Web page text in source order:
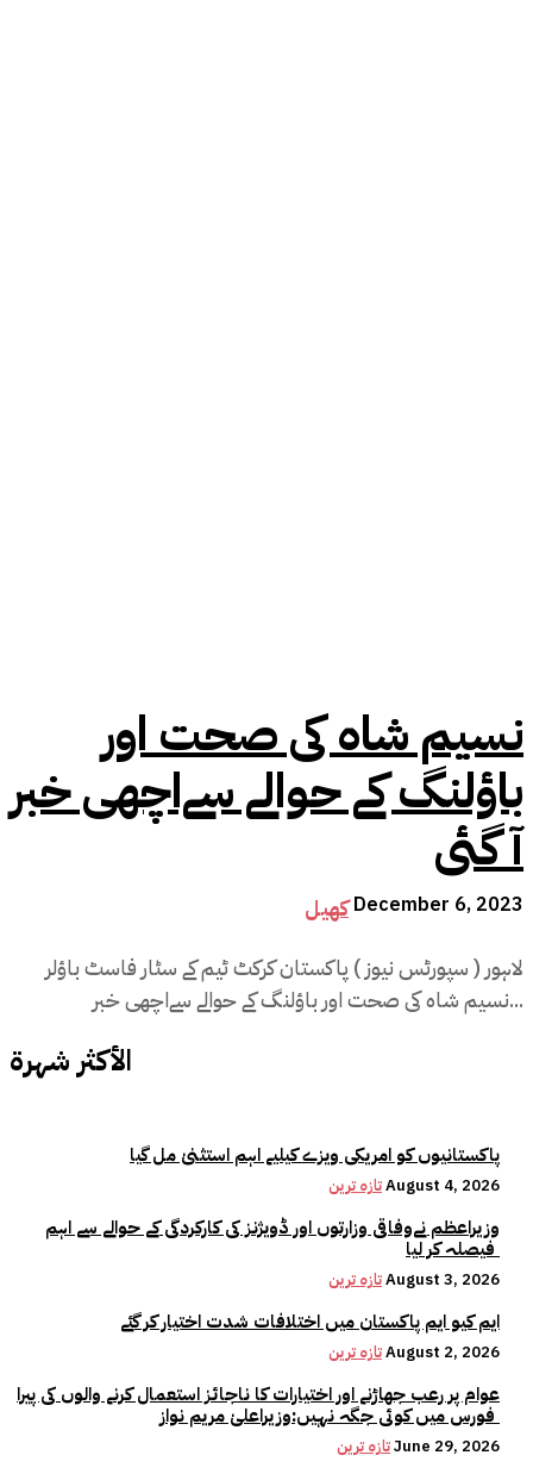
نسیم شاہ کی صحت اور
باؤلنگ کے حوالے سےاچھی خبر
آ گئی
کھیل December 6, 2023
لاہور ( سپورٹس نیوز ) پاکستان کرکٹ ٹیم کے سٹار فاسٹ باؤلر
نسیم شاہ کی صحت اور باؤلنگ کے حوالے سےاچھی خبر...
الأكثر شهرة
پاکستانیوں کو امریکی ویزے کیلیے اہم استثنیٰ مل گیا
تازہ ترینAugust 4, 2026
وزیراعظم نےوفاقی وزارتوں اور ڈویژنز کی کارکردگی کے حوالے سے اہم
تازہ ترینAugust 3, 2026
ایم کیو ایم پاکستان میں اختلافات شدت اختیار کر گئے
تازہ ترینAugust 2, 2026
عوام پر رعب جھاڑنے اور اختیارات کا ناجائز استعمال کرنے والوں کی پیرا
تازہ ترینJune 29, 2026